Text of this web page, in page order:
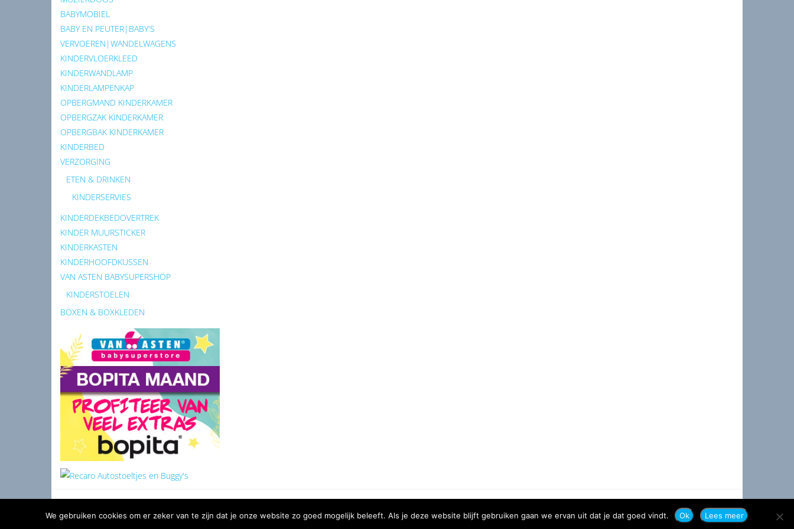
BABYMOBIEL
BABY EN PEUTER|BABY'S
VERVOEREN|WANDELWAGENS
KINDERVLOERKLEED
KINDERWANDLAMP
KINDERLAMPENKAP
OPBERGMAND KINDERKAMER
OPBERGZAK KINDERKAMER
OPBERGBAK KINDERKAMER
KINDERBED
VERZORGING
ETEN & DRINKEN
KINDERSERVIES
KINDERDEKBEDOVERTREK
KINDER MUURSTICKER
KINDERKASTEN
KINDERHOOFDKUSSEN
VAN ASTEN BABYSUPERSHOP
KINDERSTOELEN
BOXEN & BOXKLEDEN
We gebruiken cookies om er zeker van te zijn dat je onze website zo goed mogelijk beleeft. Als je deze website blijft gebruiken gaan we ervan uit dat je dat goed vindt. Ok Lees meer